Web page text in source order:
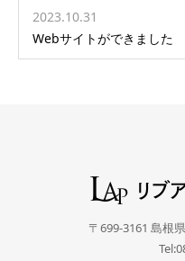
2023.10.31
Webサイトができました
〒699-3161 島根